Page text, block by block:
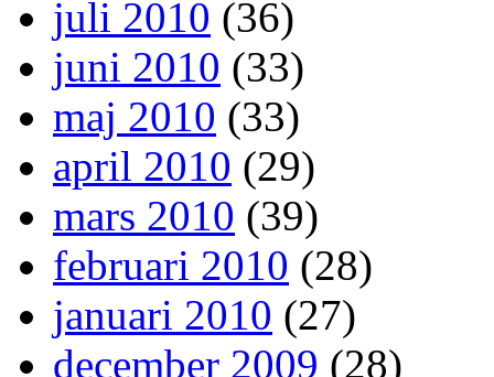
juli 2010 (36)
juni 2010 (33)
maj 2010 (33)
april 2010 (29)
mars 2010 (39)
februari 2010 (28)
januari 2010 (27)
december 2009 (28)